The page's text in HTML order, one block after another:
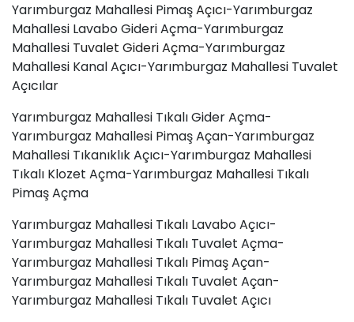
Yarımburgaz Mahallesi PimaşAçıcı-Yarımburgaz
Mahallesi Lavabo Gideri Açma-Yarımburgaz
Mahallesi Tuvalet Gideri Açma-Yarımburgaz
Mahallesi Kanal Açıcı-Yarımburgaz Mahallesi Tuvalet
Açıcılar
Yarımburgaz Mahallesi Tıkalı Gider Açma-
Yarımburgaz Mahallesi Pimaş Açan-Yarımburgaz
Mahallesi Tıkanıklık Açıcı-Yarımburgaz Mahallesi
Tıkalı Klozet Açma-Yarımburgaz Mahallesi Tıkalı
Pimaş Açma
Yarımburgaz Mahallesi Tıkalı Lavabo Açıcı-
Yarımburgaz Mahallesi Tıkalı Tuvalet Açma-
Yarımburgaz Mahallesi Tıkalı Pimaş Açan-
Yarımburgaz Mahallesi Tıkalı Tuvalet Açan-
Yarımburgaz Mahallesi Tıkalı Tuvalet Açıcı